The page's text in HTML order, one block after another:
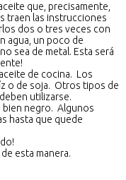
que, precisamente,
traen las instrucciones
dos o tres veces con
agua, un poco de
sea de metal. Esta será
de cocina. Los
o de soja. Otros tipos de
utilizarse.
bien negro. Algunos
hasta que quede
esta manera.